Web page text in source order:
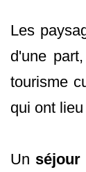
Les
d'une
tourisme
qui ont
Un séjour